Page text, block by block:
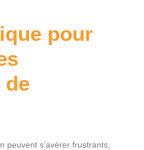
pour
de
peuvent s’avérer frustrants,